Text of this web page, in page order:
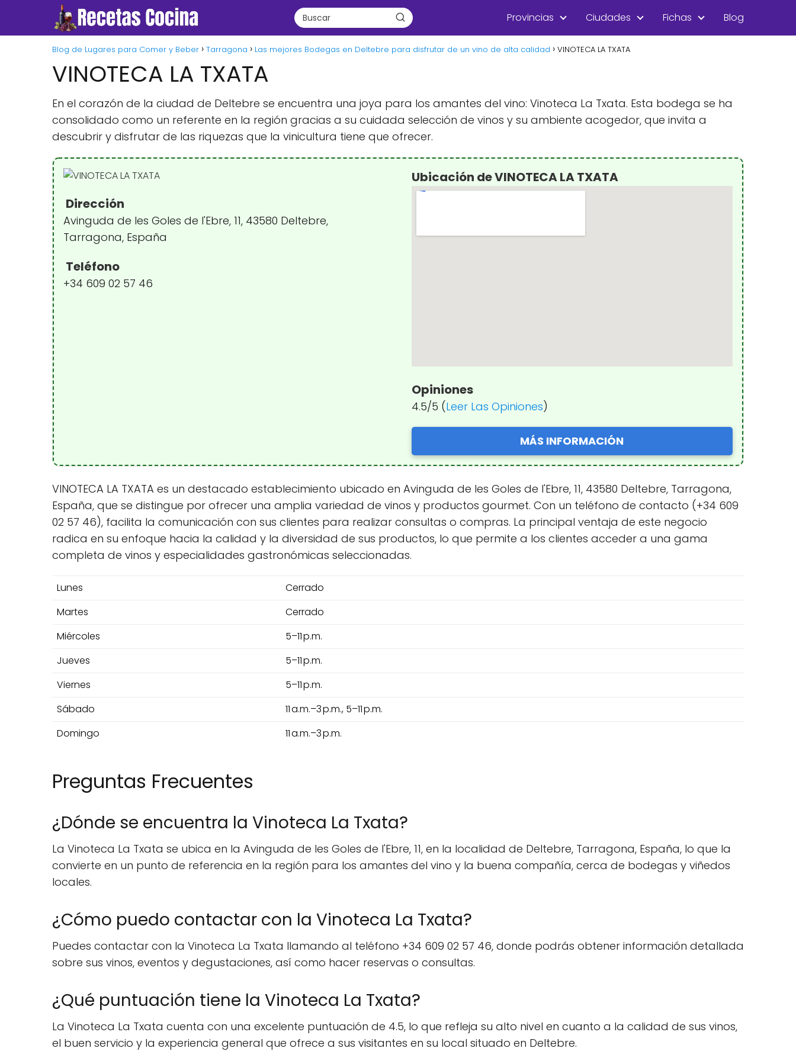
Provincias Ciudades Fichas Blog
Blog de Lugares para Comer y Beber Tarragona Las mejores Bodegas en Deltebre para disfrutar de un vino de alta calidad VINOTECA LA TXATA
VINOTECA LA TXATA
En el corazón de la ciudad de Deltebre se encuentra una joya para los amantes del vino: Vinoteca La Txata. Esta bodega se ha
consolidado como un referente en la región gracias a su cuidada selección de vinos y su ambiente acogedor, que invita a
descubrir y disfrutar de las riquezas que la vinicultura tiene que ofrecer.
Dirección
Avinguda de les Goles de l'Ebre, 11, 43580 Deltebre,
Tarragona, España
Teléfono
+34 609 02 57 46
Ubicación de VINOTECA LA TXATA
Opiniones
4.5/5 (Leer Las Opiniones)
MÁS INFORMACIÓN
VINOTECA LA TXATA es un destacado establecimiento ubicado en Avinguda de les Goles de l'Ebre, 11, 43580 Deltebre, Tarragona,
España, que se distingue por ofrecer una amplia variedad de vinos y productos gourmet. Con un teléfono de contacto (+34 609
02 57 46), facilita la comunicación con sus clientes para realizar consultas o compras. La principal ventaja de este negocio
radica en su enfoque hacia la calidad y la diversidad de sus productos, lo que permite a los clientes acceder a una gama
completa de vinos y especialidades gastronómicas seleccionadas.
Lunes
Cerrado
Martes
Cerrado
Miércoles
5–11 p.m.
Jueves
5–11 p.m.
Viernes
5–11 p.m.
Sábado
11 a.m.–3 p.m., 5–11 p.m.
Domingo
11 a.m.–3 p.m.
Preguntas Frecuentes
¿Dónde se encuentra la Vinoteca La Txata?
La Vinoteca La Txata se ubica en la Avinguda de les Goles de l'Ebre, 11, en la localidad de Deltebre, Tarragona, España, lo que la
convierte en un punto de referencia en la región para los amantes del vino y la buena compañía, cerca de bodegas y viñedos
locales.
¿Cómo puedo contactar con la Vinoteca La Txata?
Puedes contactar con la Vinoteca La Txata llamando al teléfono +34 609 02 57 46, donde podrás obtener información detallada
sobre sus vinos, eventos y degustaciones, así como hacer reservas o consultas.
¿Qué puntuación tiene la Vinoteca La Txata?
La Vinoteca La Txata cuenta con una excelente puntuación de 4.5, lo que refleja su alto nivel en cuanto a la calidad de sus vinos,
el buen servicio y la experiencia general que ofrece a sus visitantes en su local situado en Deltebre.